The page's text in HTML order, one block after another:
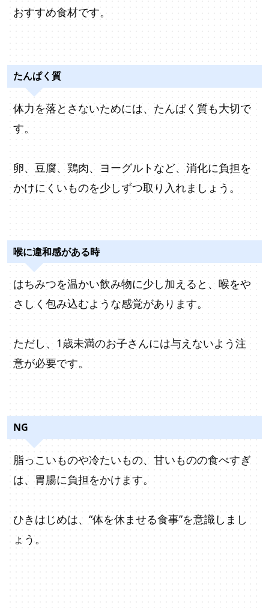
おすすめ食材です。
たんぱく質
体力を落とさないためには、たんぱく質も大切で
す。
卵、豆腐、鶏肉、ヨーグルトなど、消化に負担を
かけにくいものを少しずつ取り入れましょう。
喉に違和感がある時
はちみつを温かい飲み物に少し加えると、喉をや
さしく包み込むような感覚があります。
ただし、1歳未満のお子さんには与えないよう注
意が必要です。
NG
脂っこいものや冷たいもの、甘いものの食べすぎ
は、胃腸に負担をかけます。
ひきはじめは、“体を休ませる食事”を意識しまし
ょう。